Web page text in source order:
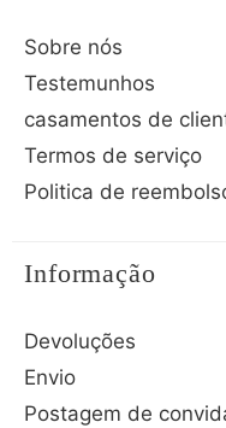
Sobre nós
Testemunhos
casamentos de
Termos de serviço
Politica de
Informação
Devoluções
Envio
Postagem de